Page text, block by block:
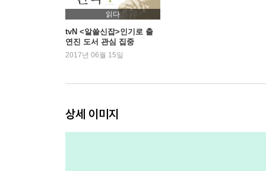
읽다
tvN <알쓸신잡>인기로 출
연진 도서 관심 집중
2017년 06월 15일
상세 이미지